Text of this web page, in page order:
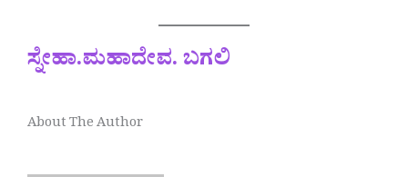
ಸ್ನೇಹಾ.ಮಹಾದೇವ. ಬಗಲಿ
About The Author